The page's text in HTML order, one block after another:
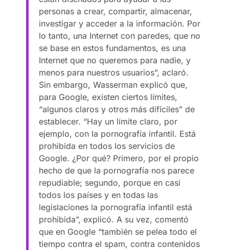
personas a crear, compartir, almacenar,
investigar y acceder a la información. Por
lo tanto, una Internet con paredes, que no
se base en estos fundamentos, es una
Internet que no queremos para nadie, y
menos para nuestros usuarios”, aclaró.
Sin embargo, Wasserman explicó que,
para Google, existen ciertos límites,
“algunos claros y otros más difíciles” de
establecer. “Hay un límite claro, por
ejemplo, con la pornografía infantil. Está
prohibida en todos los servicios de
Google. ¿Por qué? Primero, por el propio
hecho de que la pornografía nos parece
repudiable; segundo, porque en casi
todos los países y en todas las
legislaciones la pornografía infantil está
prohibida”, explicó. A su vez, comentó
que en Google “también se pelea todo el
tiempo contra el spam, contra contenidos